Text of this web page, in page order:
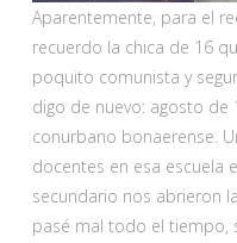
Aparentemente, para el
recuerdo la chica de 16
poquito comunista y
digo de nuevo: agosto de
conurbano bonaerense.
docentes en esa escuela
secundario nos abrieron
pasé mal todo el tiempo,